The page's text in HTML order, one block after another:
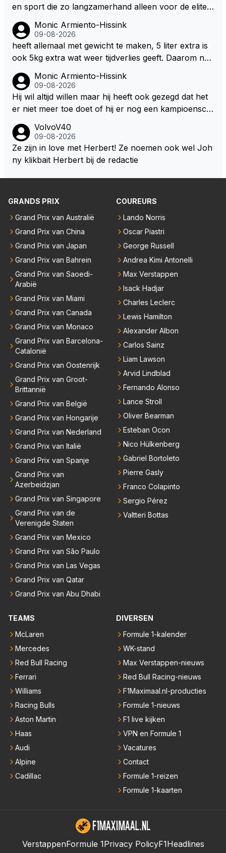
en sport die zo langzamerhand alleen voor de elite t
Monic Armiento-Hissink
09-08-2026
heeft allemaal met gewicht te maken, 5 liter extra is
ook 5kg extra wat weer tijdverlies geeft. Daarom ne
auto, het is extra gewicht plus na 15 minuten is het h
ete thee geworden.
Monic Armiento-Hissink
09-08-2026
Hij wil altijd willen maar hij heeft ook gezegd dat het
er niet meer toe doet of hij er nog een kampioensch
ioen is hij al, dat zal zijn leven niet veranderen. Hij wi
l in de eerste plaats races winnen met de eigen moto
r van RB. Dat zijn zijn eigen uitspraken in een van de
e goede richting in gestuurd worden. Als hij perse uit
er bij RB vertrokken.
VolvoV40
09-08-2026
Ze zijn in love met Herbert! Ze noemen ook wel Joh
ny klikbait Herbert bij de redactie
GRANDS PRIX
Grand Prix van Australië
Grand Prix van China
Grand Prix van Japan
Grand Prix van Bahrein
Grand Prix van Saoedi-
Arabië
Grand Prix van Miami
Grand Prix van Canada
Grand Prix van Monaco
Grand Prix van Barcelona-
Catalonië
Grand Prix van Oostenrijk
Grand Prix van Groot-
Brittannië
Grand Prix van België
Grand Prix van Hongarije
Grand Prix van Nederland
Grand Prix van Italië
Grand Prix van Spanje
Grand Prix van
Azerbeidzjan
Grand Prix van Singapore
Grand Prix van de
Verenigde Staten
Grand Prix van Mexico
Grand Prix van São Paulo
Grand Prix van Las Vegas
Grand Prix van Qatar
Grand Prix van Abu Dhabi
COUREURS
Lando Norris
Oscar Piastri
George Russell
Andrea Kimi Antonelli
Max Verstappen
Isack Hadjar
Charles Leclerc
Lewis Hamilton
Alexander Albon
Carlos Sainz
Liam Lawson
Arvid Lindblad
Fernando Alonso
Lance Stroll
Oliver Bearman
Esteban Ocon
Nico Hülkenberg
Gabriel Bortoleto
Pierre Gasly
Franco Colapinto
Sergio Pérez
Valtteri Bottas
TEAMS
McLaren
Mercedes
Red Bull Racing
Ferrari
Williams
Racing Bulls
Aston Martin
Haas
Audi
Alpine
Cadillac
DIVERSEN
Formule 1-kalender
WK-stand
Max Verstappen-nieuws
Red Bull Racing-nieuws
F1Maximaal.nl-producties
Formule 1-nieuws
F1 live kijken
VPN en Formule 1
Vacatures
Contact
Formule 1-reizen
Formule 1-kaarten
VerstappenFormule 1Privacy PolicyF1Headlines